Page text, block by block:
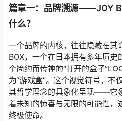
篇章一：品牌溯源——JOY
什么？
一个品牌的内核，往往隐藏在其
BOX，一个在日本拥有多年历史
个简约而传神的“打开的盒子
为“游戏盒”。这个视觉符号，不
其哲学理念的具象化呈现——它
着未知的惊喜与无限的可能性，
终极使命。